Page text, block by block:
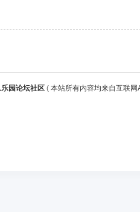
园论坛社区 ( 本站所有内容均来自互联